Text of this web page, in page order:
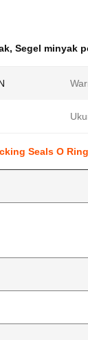
, Segel minyak
Seals O Ring